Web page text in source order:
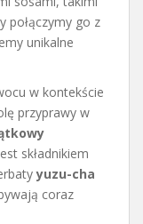
połączymy go z
unikalne
w kontekście
przyprawy w
składnikiem
yuzu-cha
coraz